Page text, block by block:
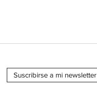
Suscribirse a mi newsletter